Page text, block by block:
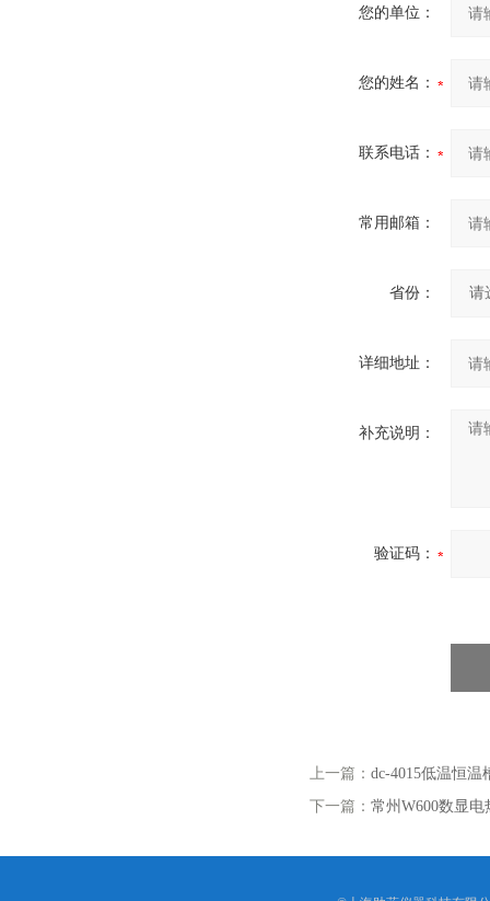
您的单位：
您的姓名：
联系电话：
常用邮箱：
省份：
详细地址：
补充说明：
验证码：
上一篇： dc-4015低温恒
下一篇： 常州W600数显